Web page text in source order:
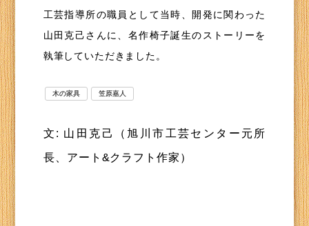
工芸指導所の職員として当時、開発に関わった
山田克己さんに、名作椅子誕生のストーリーを
執筆していただきました。
木の家具 笠原嘉人
文: 山田克己（旭川市工芸センター元所
長、アート&クラフト作家）